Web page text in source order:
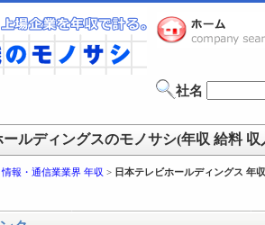
社名
ールディングスのモノサシ(年収 給料 収
情報・通信業業界 年収 > 日本テレビホールディングス 年収